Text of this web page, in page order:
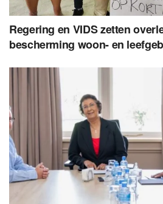
Regering en VIDS zetten
bescherming woon- en